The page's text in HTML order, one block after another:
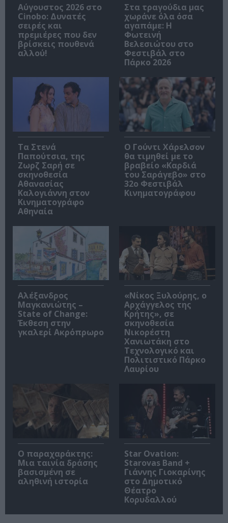
Αύγουστος 2026 στο
Cinobo: Δυνατές
σειρές και
πρεμιέρες που δεν
βρίσκεις πουθενά
αλλού!
Στα τραγούδια μας
χωράνε όλα όσα
αγαπάμε: Η
Φωτεινή
Βελεσιώτου στο
Φεστιβάλ στο
Πάρκο 2026
Τα Στενά
Παπούτσια, της
Ζωρζ Σαρή σε
σκηνοθεσία
Αθανασίας
Καλογιάννη στον
Κινηματογράφο
Αθηναία
Ο Γούντι Χάρελσον
θα τιμηθεί με το
βραβείο «Καρδιά
του Σαράγεβο» στο
32ο Φεστιβάλ
Κινηματογράφου
Αλέξανδρος
Μαγκανιώτης –
State of Change:
Έκθεση στην
γκαλερί Ακρόπρωρο
«Νίκος Ξυλούρης, ο
Αρχάγγελος της
Κρήτης», σε
σκηνοθεσία
Νικορέστη
Χανιωτάκη στο
Τεχνολογικό και
Πολιτιστικό Πάρκο
Λαυρίου
Ο παραχαράκτης:
Μια ταινία δράσης
βασισμένη σε
αληθινή ιστορία
Star Ovation:
Starovas Band +
Γιάννης Γιοκαρίνης
στο Δημοτικό
Θέατρο
Κορυδαλλού